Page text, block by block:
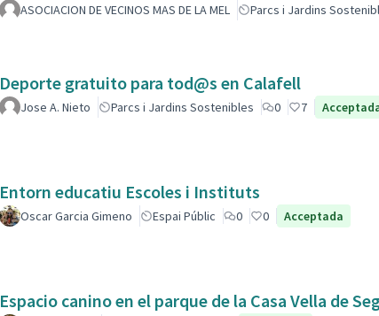
ASOCIACION DE VECINOS MAS DE LA MEL Parcs i Jardins
Deporte gratuito para tod@s en Calafell
Jose A. Nieto Parcs i Jardins Sostenibles 0 7
Entorn educatiu Escoles i Instituts
Oscar Garcia Gimeno Espai Públic 0 0 Acceptada
Espacio canino en el parque de la Casa Vella de